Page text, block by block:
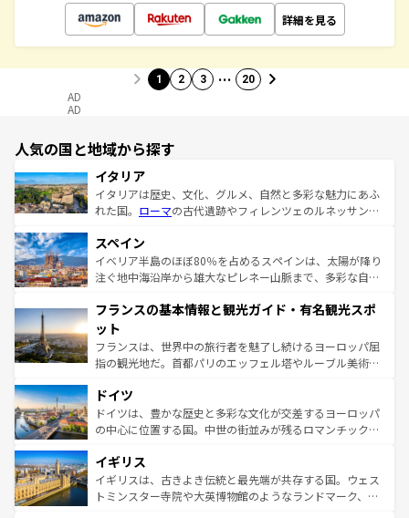
詳細を見る
1 2 3 … 20
AD
AD
人気の国と地域から探す
イタリア
イタリアは歴史、文化、グルメ、自然と多彩な魅力にあふ
れた国。 ローマの古代遺跡やフィレンツェのルネッサンス
ろん、トスカーナの美しい田園風景やアマルフィ海岸の絶
景など、自然景観も見逃せない。観光の合間には、本場の
ピザやパスタなど、絶品のイタリア料理を堪能することも
ませてくれるイタリアで、忘れられない旅をしてみよう！
なお、新着のイタリア情報は
しい。
スペイン
イベリア半島のほぼ80％を占めるスペインは、太陽が降り
注ぐ地中海沿岸から雄大なピレネー山脈まで、多彩な自然
文化が根付くこの国では、情熱的なフラメンコ、熱気あふ
れる闘牛、そして美味しいタパスが生活の一部となってい
る。首都マドリードの洗練された雰囲気や、バルセロナの
アートに溢れた街角から、地方では古代ローマ遺跡や中世
せる。地方によって風土や気候が異なるスペインはその個
性で訪れる人を魅了する。 なお、新着のスペイン情報は コ
ンテンツ一覧を参照してほしい。
フランスの基本情報と観光ガイド・有名観光スポ
ット
フランスは、世界中の旅行者を魅了し続けるヨーロッパ屈
指の観光地だ。首都パリのエッフェル塔やルーブル美術館
で、幅広い魅力が詰まっている。華麗な宮殿、歴史的な大
聖堂、美しいビーチ、そして豊かな自然が、訪れる者を心
から魅了する。また、フランスは美食の国としても知ら
いる。シャンパンの発祥地であるランス、プロヴァンスの
香り高いラベンダー畑など、多彩な楽しみ方が可能だ。さ
らに、パリ以外の地域にも魅力が溢れており、どの街角に
ドイツ
ドイツは、豊かな歴史と多彩な文化が交差するヨーロッパ
の中心に位置する国。中世の街並みが残るロマンチック街
顔を持つこの国は、どこを歩いても飽きることがない。ベ
ルリンの文化的活気、バイエルン州のアルプスの絶景、そ
してライン川沿いのワイン畑といった風景は必見。ビール
イギリス
イギリスは、古きよき伝統と最先端が共存する国。ウェス
トミンスター寺院や大英博物館のようなランドマーク、歴